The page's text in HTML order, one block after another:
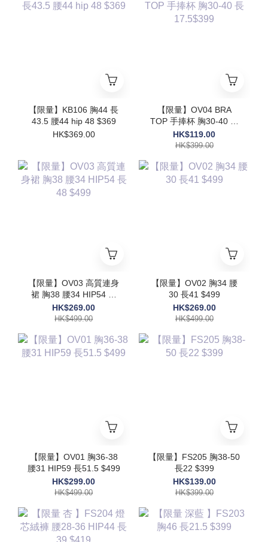
【限量】KB106 胸44 長
43.5 腰44 hip 48 $369
HK$369.00
【限量】OV04 BRA
TOP 手捧杯 胸30-40 長
17.5$399
HK$119.00
HK$399.00
【限量】OV03 高質連身
裙 胸38 腰34 HIP54 長
48 $499
HK$269.00
HK$499.00
【限量】OV02 胸34 腰
30 長41 $499
HK$269.00
HK$499.00
【限量】OV01 胸36-38
腰31 HIP59 長51.5 $499
HK$299.00
HK$499.00
【限量】FS205 胸38-50
長22 $399
HK$139.00
HK$399.00